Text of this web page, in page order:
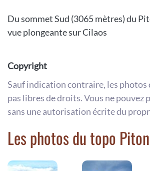
Du sommet Sud (3065 mètres) du
vue plongeante sur Cilaos
Copyright
Sauf indication contraire, les photos
pas libres de droits. Vous ne pouvez
sans une autorisation écrite du
Les photos du topo